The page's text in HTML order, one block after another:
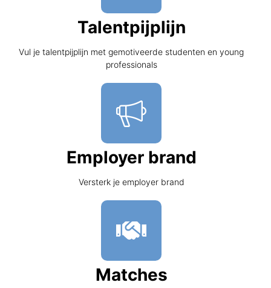
Talentpijplijn
Vul je talentpijplijn met gemotiveerde studenten en young
professionals
Employer brand
Versterk je employer brand
Matches